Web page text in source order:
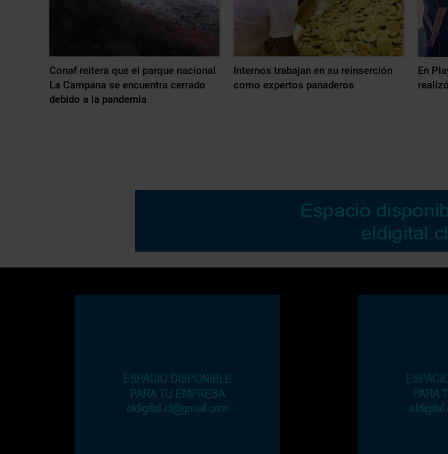
Conaf reitera que el parque nacional
La Campana se encuentra cerrado
debido a la pandemia
Internos trabajan en su reinserción
como expertos panaderos
En